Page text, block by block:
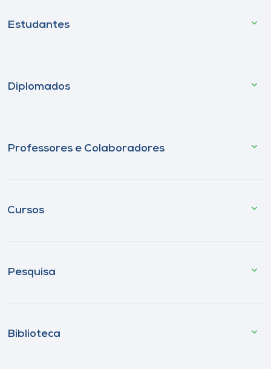
Estudantes
Diplomados
Professores e Colaboradores
Cursos
Pesquisa
Biblioteca